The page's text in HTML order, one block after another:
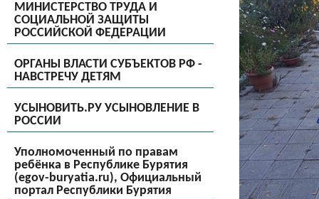
МИНИСТЕРСТВО ТРУДА И
СОЦИАЛЬНОЙ ЗАЩИТЫ
РОССИЙСКОЙ ФЕДЕРАЦИИ
ОРГАНЫ ВЛАСТИ СУБЪЕКТОВ РФ -
НАВСТРЕЧУ ДЕТЯМ
УСЫНОВИТЬ.РУ УСЫНОВЛЕНИЕ В
РОССИИ
Уполномоченный по правам
ребёнка в Республике Бурятия
(egov-buryatia.ru), Официальный
портал Республики Бурятия